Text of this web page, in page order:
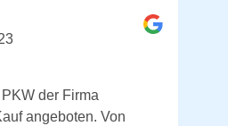
der Firma
angeboten. Von